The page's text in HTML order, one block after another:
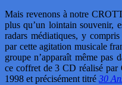
Mais revenons à notre
plus qu’un lointain souvenir,
radars médiatiques, y
par cette agitation musicale
groupe n’apparaît même pas
ce coffret de 3 CD réalisé
1998 et précisément titré 30